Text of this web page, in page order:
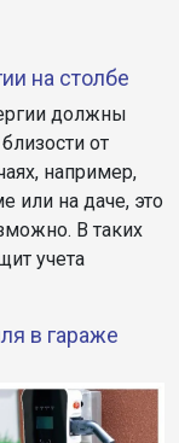
на столбе
должны
от
например,
или на даче, это
В таких
учета
в гараже